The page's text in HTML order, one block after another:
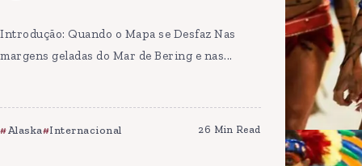
Introdução: Quando o Mapa se Desfaz Nas
margens geladas do Mar de Bering e nas...
Alaska Internacional 26 Min Read